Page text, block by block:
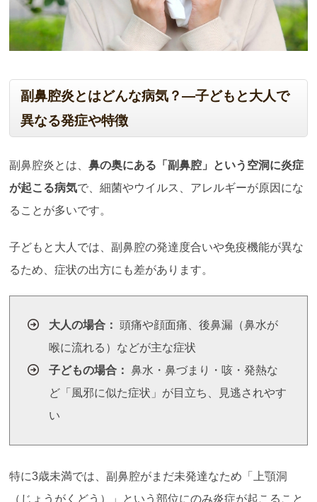
副鼻腔炎とはどんな病気？―子どもと大人で
異なる発症や特徴
副鼻腔炎とは、鼻の奥にある「副鼻腔」という空洞に炎症
が起こる病気で、細菌やウイルス、アレルギーが原因にな
ることが多いです。
子どもと大人では、副鼻腔の発達度合いや免疫機能が異な
るため、症状の出方にも差があります。
大人の場合： 頭痛や顔面痛、後鼻漏（鼻水が
喉に流れる）などが主な症状
子どもの場合： 鼻水・鼻づまり・咳・発熱な
ど「風邪に似た症状」が目立ち、見逃されやす
い
特に3歳未満では、副鼻腔がまだ未発達なため「上顎洞
（じょうがくどう）」という部位にのみ炎症が起こること